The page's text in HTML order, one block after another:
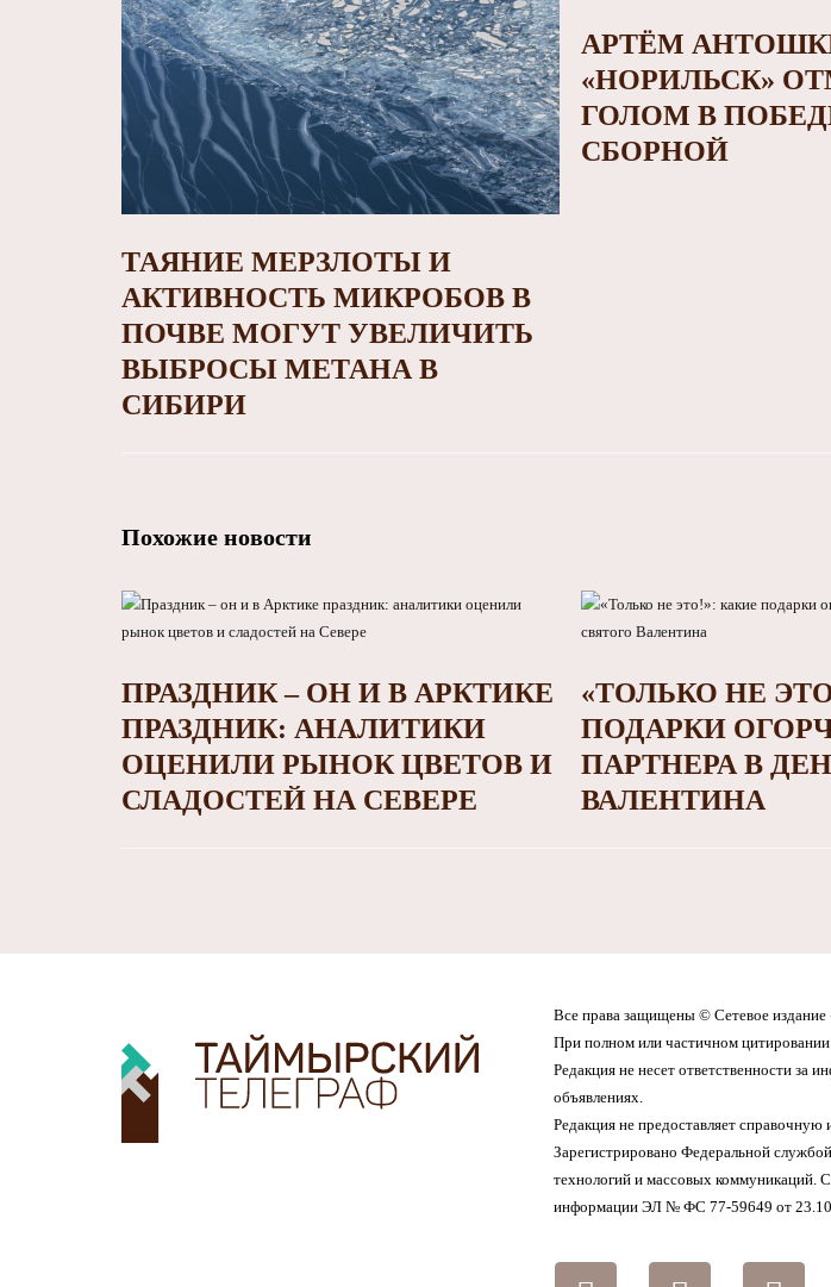
ТАЯНИЕ МЕРЗЛОТЫ И
АКТИВНОСТЬ МИКРОБОВ В
ПОЧВЕ МОГУТ УВЕЛИЧИТЬ
ВЫБРОСЫ МЕТАНА В
СИБИРИ
АРТЁМ
«НОРИЛЬСК»
ГОЛОМ В
СБОРНОЙ
Похожие новости
ПРАЗДНИК – ОН И В АРКТИКЕ
ПРАЗДНИК: АНАЛИТИКИ
ОЦЕНИЛИ РЫНОК ЦВЕТОВ И
СЛАДОСТЕЙ НА СЕВЕРЕ
«ТОЛЬКО НЕ
ПОДАРКИ
ПАРТНЕРА В
ВАЛЕНТИНА
Все права защищены © Сетевое
При полном или частичном
Редакция не несет ответственности
объявлениях.
Редакция не предоставляет
Зарегистрировано Федеральной
технологий и массовых коммуникаций.
информации ЭЛ № ФС 77-59649 от